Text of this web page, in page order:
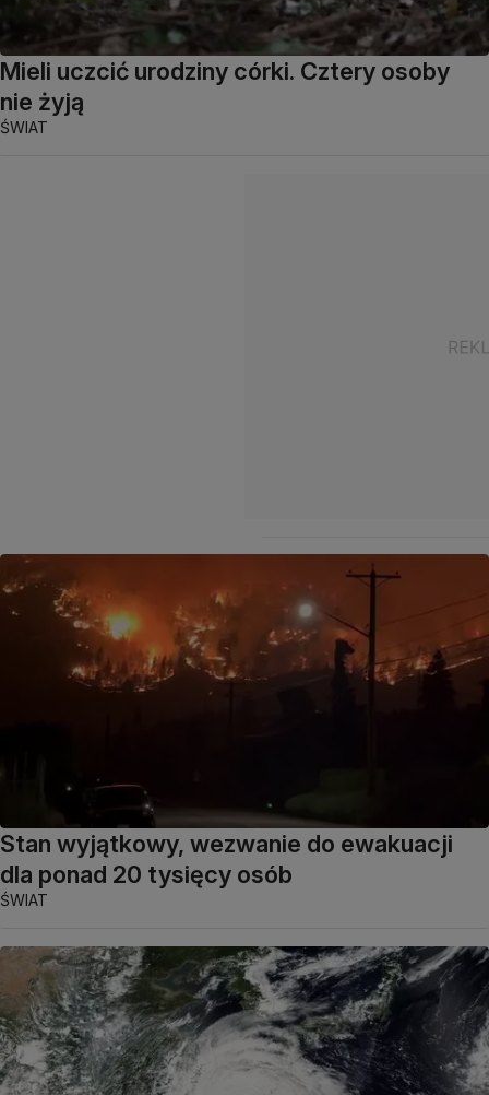
Mieli uczcić urodziny córki. Cztery osoby
nie żyją
ŚWIAT
Stan wyjątkowy, wezwanie do ewakuacji
dla ponad 20 tysięcy osób
ŚWIAT